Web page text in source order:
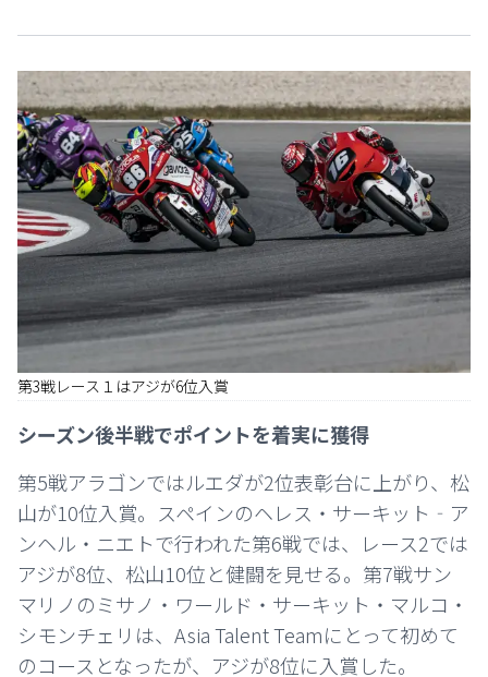
第3戦レース１はアジが6位入賞
シーズン後半戦でポイントを着実に獲得
第5戦アラゴンではルエダが2位表彰台に上がり、松
山が10位入賞。スペインのヘレス・サーキット‐ア
ンヘル・ニエトで行われた第6戦では、レース2では
アジが8位、松山10位と健闘を見せる。第7戦サン
マリノのミサノ・ワールド・サーキット・マルコ・
シモンチェリは、Asia Talent Teamにとって初めて
のコースとなったが、アジが8位に入賞した。